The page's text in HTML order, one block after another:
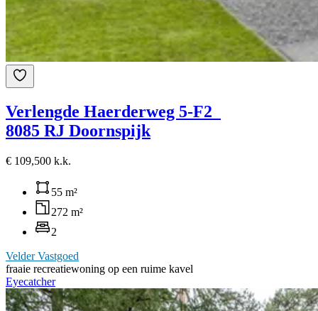
Verlengde Haerderweg 5-F2
8085 RJ Doornspijk
€ 109,500 k.k.
55 m²
272 m²
2
Velder Vastgoed
fraaie recreatiewoning op een ruime kavel
Eyecatcher